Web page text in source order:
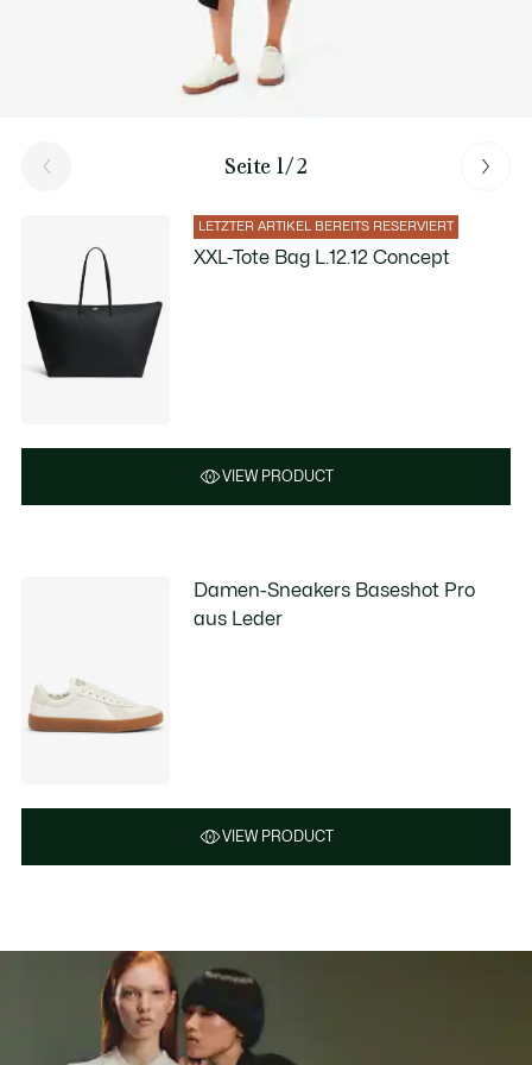
Seite 1/2
LETZTER ARTIKEL BEREITS RESERVIERT
XXL-Tote Bag L.12.12 Concept
VIEW PRODUCT
Damen-Sneakers Baseshot Pro
aus Leder
VIEW PRODUCT